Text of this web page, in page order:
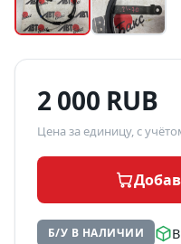
2 000 RUB
Цена за единицу, с
Б/У В НАЛИЧИИ